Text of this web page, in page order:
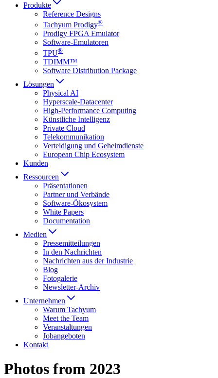
Produkte
Reference Designs
Tachyum Prodigy®
Prodigy FPGA Emulator
Software-Emulatoren
TPU®
TDIMM™
Software Distribution Package
Lösungen
Physical AI
Hyperscale-Datacenter
High-Performance Computing
Künstliche Intelligenz
Private Cloud
Telekommunikation
Verteidigung und Geheimdienste
European Chip Ecosystem
Kunden
Ressourcen
Präsentationen
Partner und Verbände
Software-Ökosystem
White Papers
Documentation
Medien
Presse­mitteilungen
In den Nachrichten
Nachrichten aus der Industrie
Blog
Fotogalerie
Newsletter-Archiv
Unternehmen
Warum Tachyum
Meet the Team
Veranstaltungen
Jobangeboten
Kontakt
Photos from 2023